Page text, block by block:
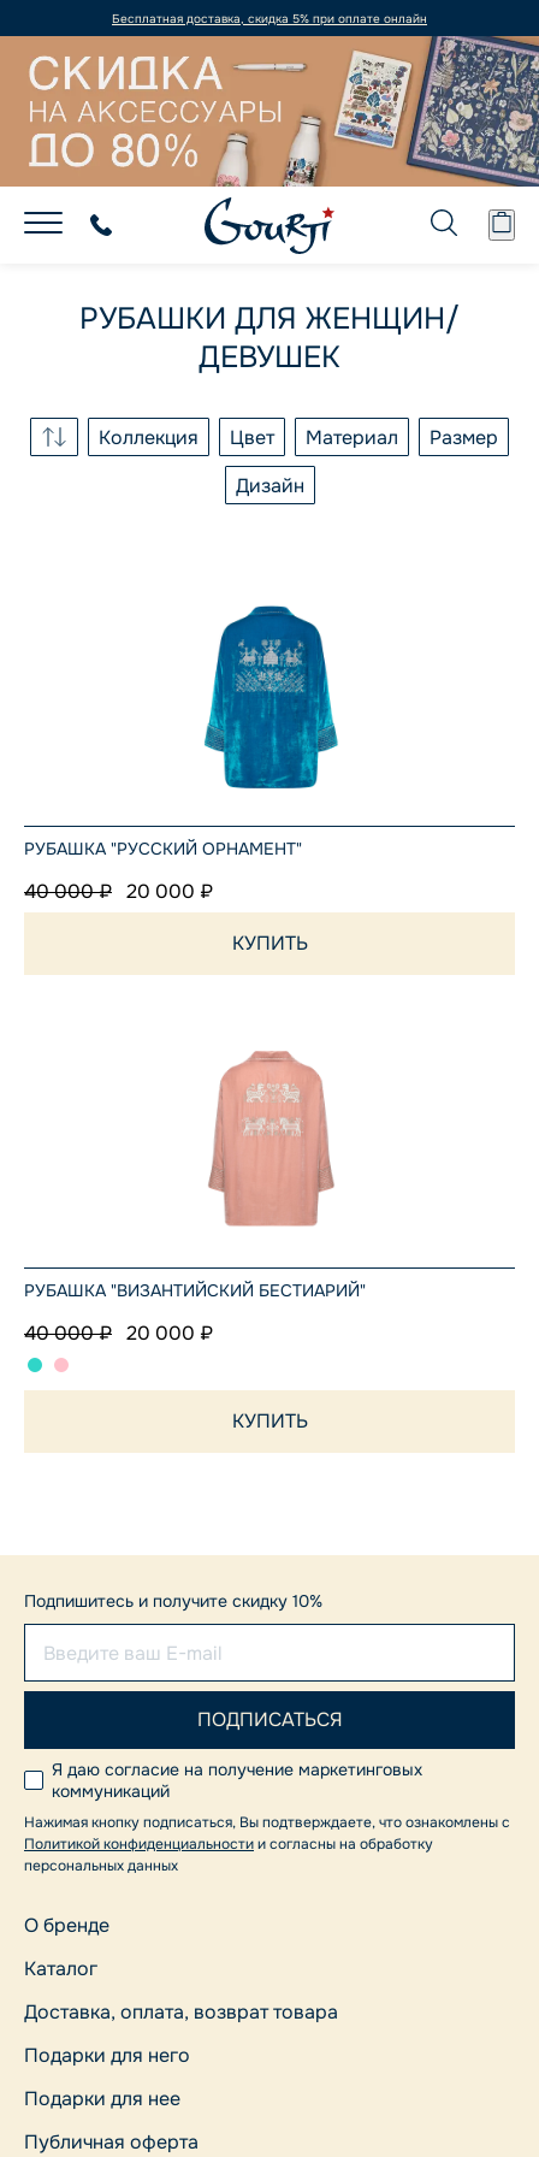
Бесплатная доставка, скидка 5% при оплате онлайн
РУБАШКИ ДЛЯ ЖЕНЩИН/
ДЕВУШЕК
Коллекция Цвет Материал
Размер
Дизайн
РУБАШКА "РУССКИЙ ОРНАМЕНТ"
40 000 ₽ 20 000 ₽
КУПИТЬ
РУБАШКА "ВИЗАНТИЙСКИЙ БЕСТИАРИЙ"
40 000 ₽ 20 000 ₽
КУПИТЬ
О бренде
Каталог
Доставка, оплата, возврат товара
Подарки для него
Подарки для нее
Публичная оферта
Подпишитесь и получите скидку 10%
Я даю согласие на получение маркетинговых
коммуникаций
Нажимая кнопку подписаться, Вы подтверждаете, что ознакомлены с
Политикой конфиденциальностии согласны на обработку
персональных данных